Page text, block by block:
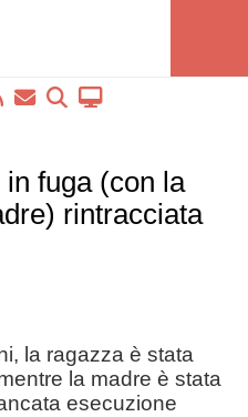
fuga (con la
rintracciata
la ragazza è stata
la madre è stata
esecuzione